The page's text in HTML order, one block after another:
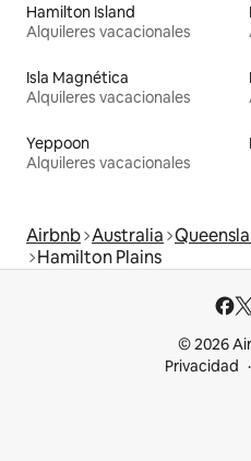
Hamilton Island
Alquileres vacacionales
Isla Magnética
Alquileres vacacionales
Yeppoon
Alquileres vacacionales
Airbnb Australia
Hamilton Plains
© 2026
Privacidad